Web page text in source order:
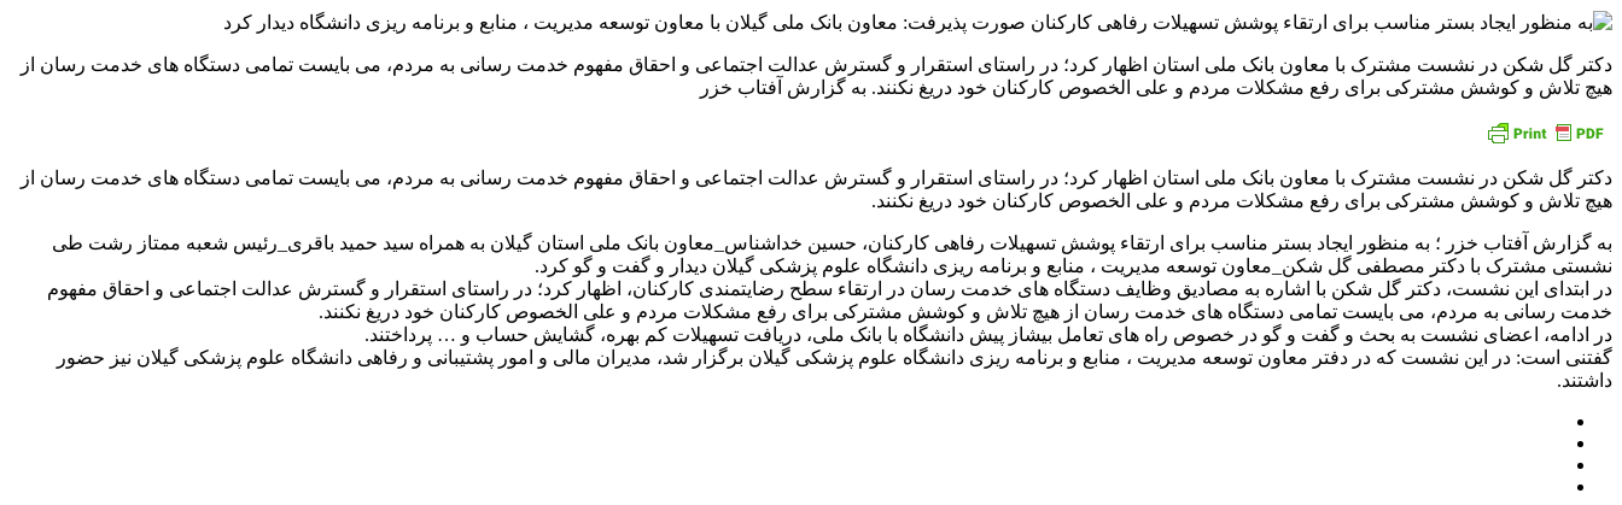
دکتر گل شکن در نشست مشترک با معاون بانک ملی استان اظهار کرد؛ در راستای استقرار و گسترش عدالت اجتماعی و احقاق مفهوم خدمت رسانی به مردم، می بایست تمامی دستگاه های خدمت رسان از
هیچ تلاش و کوشش مشترکی برای رفع مشکلات مردم و علی الخصوص کارکنان خود دریغ نکنند. به گزارش آفتاب خزر
دکتر گل شکن در نشست مشترک با معاون بانک ملی استان اظهار کرد؛ در راستای استقرار و گسترش عدالت اجتماعی و احقاق مفهوم خدمت رسانی به مردم، می بایست تمامی دستگاه های خدمت رسان از
هیچ تلاش و کوشش مشترکی برای رفع مشکلات مردم و علی الخصوص کارکنان خود دریغ نکنند.
به گزارش آفتاب خزر ؛ به منظور ایجاد بستر مناسب برای ارتقاء پوشش تسهیلات رفاهی کارکنان، حسین خداشناس_معاون بانک ملی استان گیلان به همراه سید حمید باقری_رئیس شعبه ممتاز رشت طی
نشستی مشترک با دکتر مصطفی گل شکن_معاون توسعه مدیریت ، منابع و برنامه ریزی دانشگاه علوم پزشکی گیلان دیدار و گفت و گو کرد.
در ابتدای این نشست، دکتر گل شکن با اشاره به مصادیق وظایف دستگاه های خدمت رسان در ارتقاء سطح رضایتمندی کارکنان، اظهار کرد؛ در راستای استقرار و گسترش عدالت اجتماعی و احقاق مفهوم
خدمت رسانی به مردم، می بایست تمامی دستگاه های خدمت رسان از هیچ تلاش و کوشش مشترکی برای رفع مشکلات مردم و علی الخصوص کارکنان خود دریغ نکنند.
در ادامه، اعضای نشست به بحث و گفت و گو در خصوص راه های تعامل بیشاز پیش دانشگاه با بانک ملی، دریافت تسهیلات کم بهره، گشایش حساب و … پرداختند.
گفتنی است: در این نشست که در دفتر معاون توسعه مدیریت ، منابع و برنامه ریزی دانشگاه علوم پزشکی گیلان برگزار شد، مدیران مالی و امور پشتیبانی و رفاهی دانشگاه علوم پزشکی گیلان نیز حضور
داشتند.